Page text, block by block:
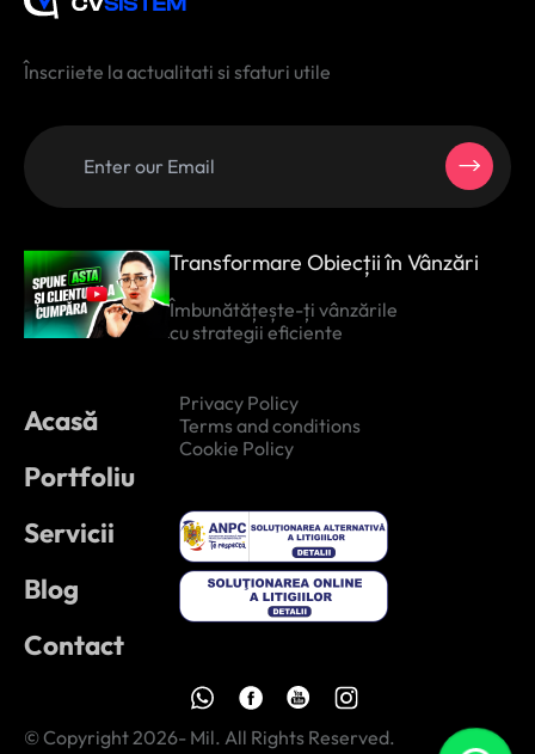
Înscriiete la actualitati si sfaturi utile
Transformare Obiecții în Vânzări
Îmbunătățește-ți vânzările
cu strategii eficiente
Acasă
Portfoliu
Servicii
Blog
Contact
Privacy Policy
Terms and conditions
Cookie Policy
© Copyright 2026- Mil. All Rights Reserved.